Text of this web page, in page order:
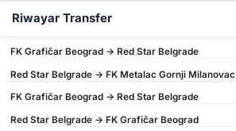
Riwayar Transfer
FK Grafičar Beograd -> Red Star Belgrade
Red Star Belgrade -> FK Metalac Gornji Milanovac
FK Grafičar Beograd -> Red Star Belgrade
Red Star Belgrade -> FK Grafičar Beograd